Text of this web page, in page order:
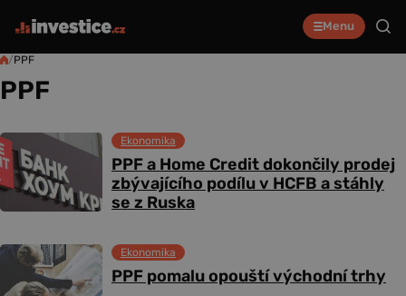
Menu
/PPF
PPF
PPF a Home Credit dokončily prodej
zbývajícího podílu v HCFB a stáhly
se z Ruska
Ekonomika
PPF pomalu opouští východní trhy
Ekonomika